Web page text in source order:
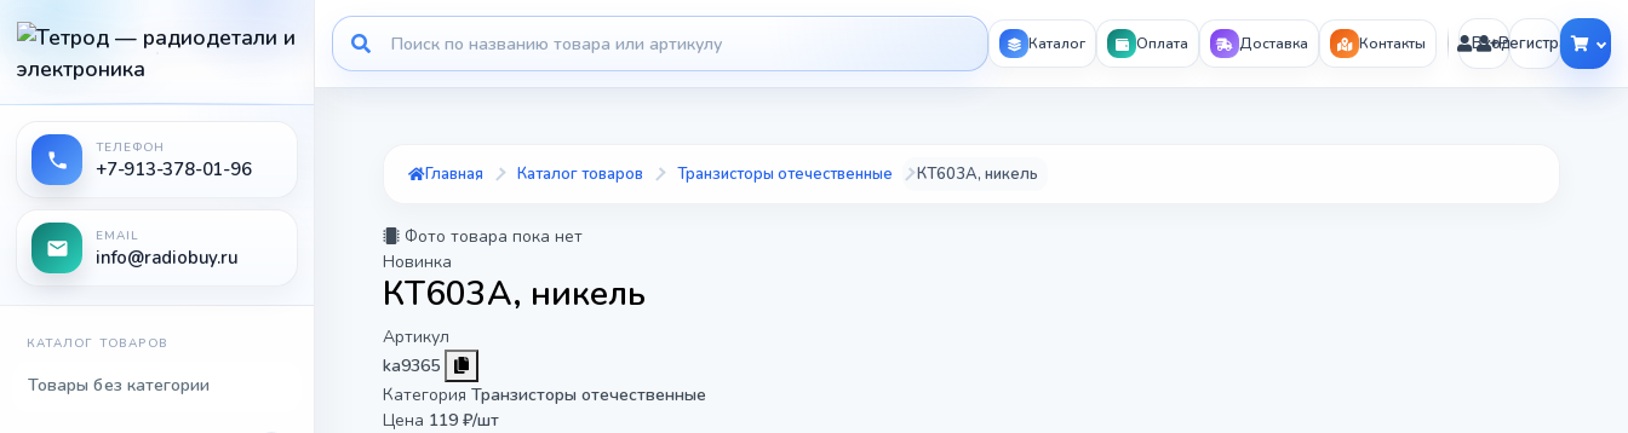
ТЕЛЕФОН
+7-913-378-01-96
EMAIL
info@radiobuy.ru
КАТАЛОГ ТОВАРОВ
Товары без категории
Каталог Оплата Доставка Контакты ВходРегистрация
Главная Каталог товаров Транзисторы отечественные КТ603А, никель
Фото товара пока нет
Новинка
КТ603А, никель
Артикул
ka9365
Категория Транзисторы отечественные
Цена 119 ₽/шт